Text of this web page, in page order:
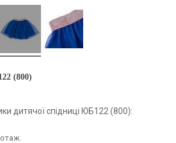
(800)
дитячої спідниці ЮБ122 (800):